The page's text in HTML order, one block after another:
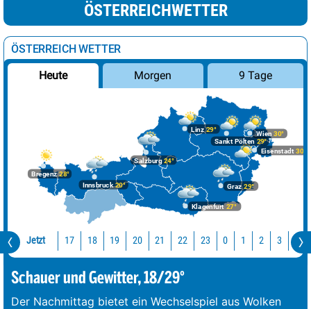
ÖSTERREICHWETTER
ÖSTERREICH WETTER
Heute Morgen 9 Tage
Bregenz28°
Graz29°
Innsbruck20°
Klagenfurt 27°
Linz29°
Salzburg24°
Wien 30°
Eisenstadt 30°
Sankt Pölten 29°
Jetzt 17 18 19 20 21 22 23 0 1 2 3 4
Schauer und Gewitter, 18/29°
Der Nachmittag bietet ein Wechselspiel aus Wolken